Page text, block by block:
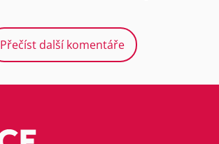
Přečíst další komentáře